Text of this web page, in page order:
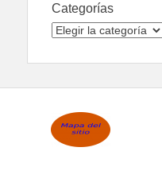
Categorías
Categorías